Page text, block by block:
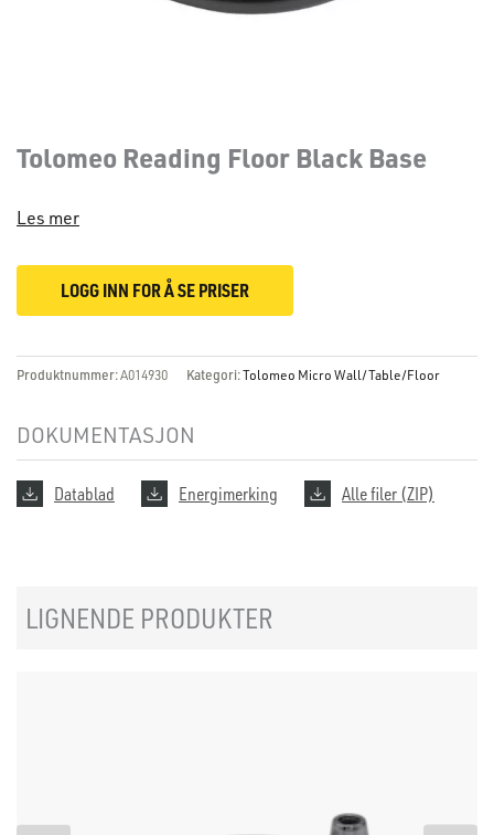
Tolomeo Reading Floor Black Base
Les mer
LOGG INN FOR Å SE PRISER
Produktnummer:A014930 Kategori:Tolomeo Micro Wall/Table/Floor
DOKUMENTASJON
Datablad Energimerking Alle filer (ZIP)
LIGNENDE PRODUKTER